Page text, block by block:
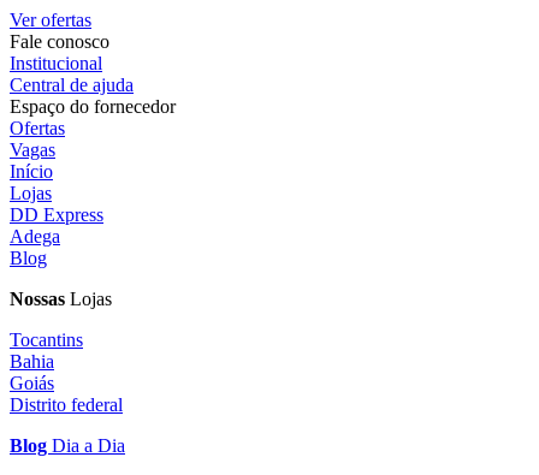
Ver ofertas
Fale conosco
Institucional
Central de ajuda
Espaço do fornecedor
Ofertas
Vagas
Início
Lojas
DD Express
Adega
Blog
Nossas Lojas
Tocantins
Bahia
Goiás
Distrito federal
Blog Dia a Dia